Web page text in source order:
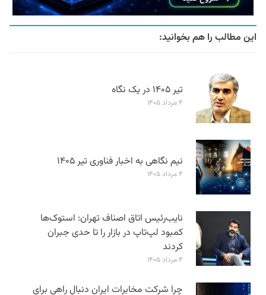
این مطالب را هم بخوانید:
تیر ۱۴۰۵ در یک نگاه
۴ مرداد ۱۴۰۵
نیم نگاهی به اخبار فناوری تیر ۱۴۰۵
۴ مرداد ۱۴۰۵
نایب‌رئیس اتاق اصناف تهران: استوک‌ها
کمبود لپ‌تاپ در بازار را تا حدی جبران
کردند
۴ مرداد ۱۴۰۵
چرا شرکت مخابرات ایران دنبال راهی برای